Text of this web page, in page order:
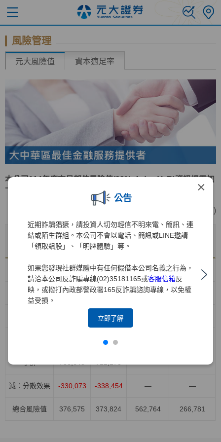
×
公告
近期詐騙猖獗，請投資人切勿輕信不明來電、簡訊、連
結或陌生群組。本公司不會以電話、簡訊或LINE邀請
「領取飆股」、「明牌體驗」等。
如果您發現社群媒體中有任何假借本公司名義之行為，
請洽本公司反詐騙專線(02)35181165或客服信箱反
映，或撥打內政部警政署165反詐騙諮詢專線，以免權
益受損。
立即了解
風險管理
元大風險值 資本適足率
本公司114年度交易部位風險值(99%, 1 day VaR)資訊揭露如
下表：
(單位:新台幣仟元 )
風險別
年底值
114/12/31
VaR平均
值
VaR最大值 VaR最小值
股權風險 418,426 371,043 528,908 264,044
利率風險 96,615 155,709 232,839 91,949
137,958
47,568
減：分散效果 -330,073 -338,454 — —
總合風險值 376,575 373,824 562,764 266,781